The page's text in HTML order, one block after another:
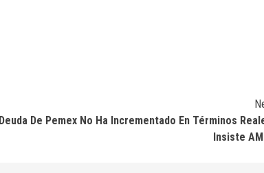
Deuda De Pemex No Ha Incrementado En Términos
Insiste